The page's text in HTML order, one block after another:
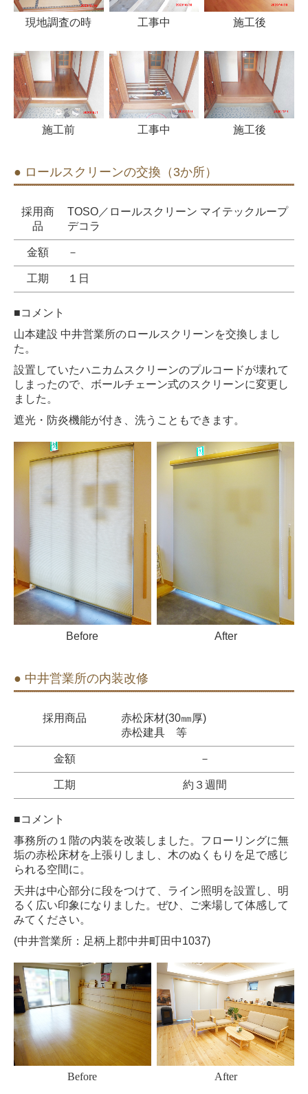
現地調査の時 工事中 施工後
施工前 工事中 施工後
● ロールスクリーンの交換（3か所）
採用商
品
TOSO／ロールスクリーン マイテックループ
デコラ
金額 －
工期 １日
■コメント
山本建設 中井営業所のロールスクリーンを交換しまし
た。
設置していたハニカムスクリーンのプルコードが壊れて
しまったので、ボールチェーン式のスクリーンに変更し
ました。
遮光・防炎機能が付き、洗うこともできます。
Before After
● 中井営業所の内装改修
採用商品 赤松床材(30㎜厚)
赤松建具 等
金額 －
工期 約３週間
■コメント
事務所の１階の内装を改装しました。 フローリングに無
垢の赤松床材を上張りしまし、木のぬくもりを足で感じ
られる空間に。
天井は中心部分に段をつけて、ライン照明を設置し、明
るく広い印象になりました。 ぜひ、ご来場して体感して
みてください。
(中井営業所：足柄上郡中井町田中1037)
Before After